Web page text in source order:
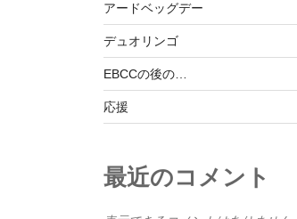
アードベッグデー
デュオリンゴ
EBCCの後の…
応援
最近のコメント